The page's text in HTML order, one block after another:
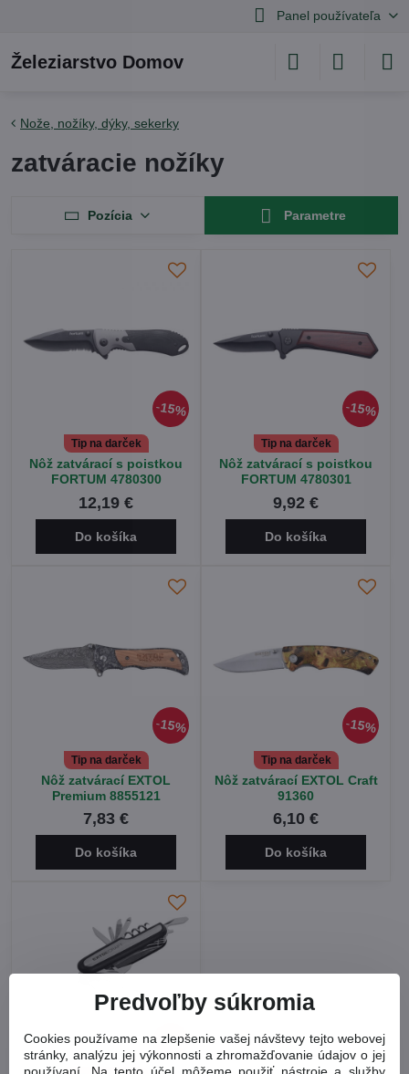
Panel používateľa
Železiarstvo Domov
Nože, nožíky, dýky, sekerky
zatváracie nožíky
Pozícia Parametre
15%
Tip na darček
Nôž zatvárací s poistkou
FORTUM 4780300
12,19 €
Do košíka
15%
Tip na darček
Nôž zatvárací s poistkou
FORTUM 4780301
9,92 €
Do košíka
15%
Tip na darček
Nôž zatvárací EXTOL
Premium 8855121
7,83 €
Do košíka
15%
Tip na darček
Nôž zatvárací EXTOL Craft
91360
6,10 €
Do košíka
10%
Predvoľby súkromia
Cookies používame na zlepšenie vašej návštevy tejto webovej
stránky, analýzu jej výkonnosti a zhromažďovanie údajov o jej
používaní. Na tento účel môžeme použiť nástroje a služby